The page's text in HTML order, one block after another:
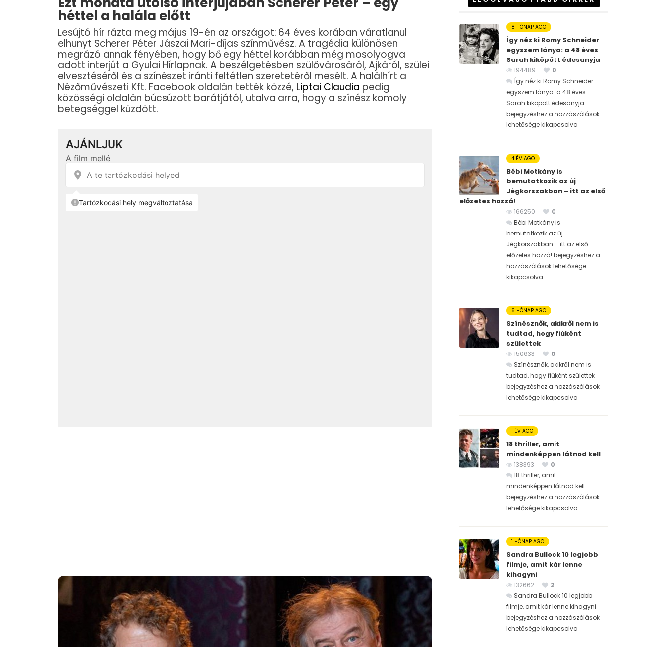
héttel a halála előtt
Lesújtó hír rázta meg május 19-én az országot: 64 éves korában váratlanul
elhunyt Scherer Péter Jászai Mari-díjas színművész. A tragédia különösen
megrázó annak fényében, hogy bő egy héttel korábban még mosolyogva
adott interjút a Gyulai Hírlapnak. A beszélgetésben szülővárosáról, Ajkáról, szülei
elvesztéséről és a színészet iránti feltétlen szeretetéről mesélt. A halálhírt a
Nézőművészeti Kft. Facebook oldalán tették közzé, Liptai Claudia pedig
közösségi oldalán búcsúzott barátjától, utalva arra, hogy a színész komoly
betegséggel küzdött.
8 HÓNAP AGO
Így néz ki Romy Schneider
egyszem lánya: a 48 éves
Sarah kiköpött édesanyja
194489
0
Így néz ki Romy Schneider
egyszem lánya: a 48 éves
Sarah kiköpött édesanyja
bejegyzéshez a hozzászólások
lehetősége kikapcsolva
4 ÉV AGO
Bébi Motkány is
bemutatkozik az új
Jégkorszakban – itt az első
előzetes hozzá!
166250
0
Bébi Motkány is
bemutatkozik az új
Jégkorszakban – itt az első
előzetes hozzá! bejegyzéshez a
hozzászólások lehetősége
kikapcsolva
6 HÓNAP AGO
Színésznők, akikről nem is
tudtad, hogy fiúként
születtek
150633
0
Színésznők, akikről nem is
tudtad, hogy fiúként születtek
bejegyzéshez a hozzászólások
lehetősége kikapcsolva
1 ÉV AGO
18 thriller, amit
mindenképpen látnod kell
138393
0
18 thriller, amit
mindenképpen látnod kell
bejegyzéshez a hozzászólások
lehetősége kikapcsolva
1 HÓNAP AGO
Sandra Bullock 10 legjobb
filmje, amit kár lenne
kihagyni
132662
2
Sandra Bullock 10 legjobb
filmje, amit kár lenne kihagyni
bejegyzéshez a hozzászólások
lehetősége kikapcsolva